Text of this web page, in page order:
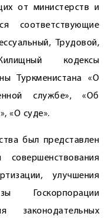
от министерств и
соответствующие
Трудовой,
кодексы
Туркменистана «О
службе», «Об
«О суде».
был представлен
улучшения
Госкорпорации
законодательных